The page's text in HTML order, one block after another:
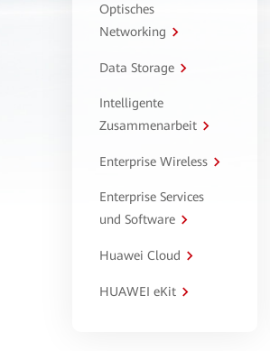
Optisches
Networking
Data Storage
Intelligente
Zusammenarbeit
Enterprise Wireless
Enterprise Services
und Software
Huawei Cloud
HUAWEI eKit